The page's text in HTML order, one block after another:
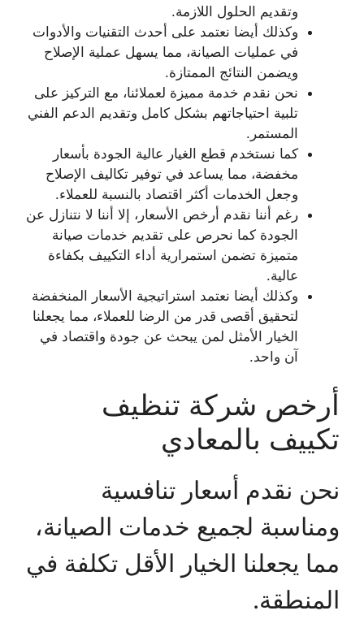
وتقديم الحلول اللازمة.
وكذلك أيضا نعتمد على أحدث التقنيات والأدوات
في عمليات الصيانة، مما يسهل عملية الإصلاح
ويضمن النتائج الممتازة.
نحن نقدم خدمة مميزة لعملائنا، مع التركيز على
تلبية احتياجاتهم بشكل كامل وتقديم الدعم الفني
المستمر.
كما نستخدم قطع الغيار عالية الجودة بأسعار
مخفضة، مما يساعد في توفير تكاليف الإصلاح
وجعل الخدمات أكثر اقتصاد بالنسبة للعملاء.
رغم أننا نقدم أرخص الأسعار، إلا أننا لا نتنازل عن
الجودة كما نحرص على تقديم خدمات صيانة
متميزة تضمن استمرارية أداء التكييف بكفاءة
عالية.
وكذلك أيضا نعتمد استراتيجية الأسعار المنخفضة
لتحقيق أقصى قدر من الرضا للعملاء، مما يجعلنا
الخيار الأمثل لمن يبحث عن جودة واقتصاد في
آن واحد.
أرخص شركة تنظيف
تكييف بالمعادي
نحن نقدم أسعار تنافسية
ومناسبة لجميع خدمات الصيانة،
مما يجعلنا الخيار الأقل تكلفة في
المنطقة.